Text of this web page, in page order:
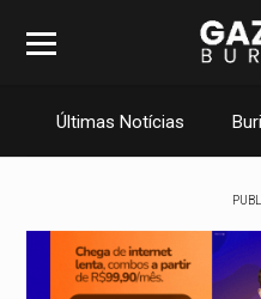
Últimas Notícias